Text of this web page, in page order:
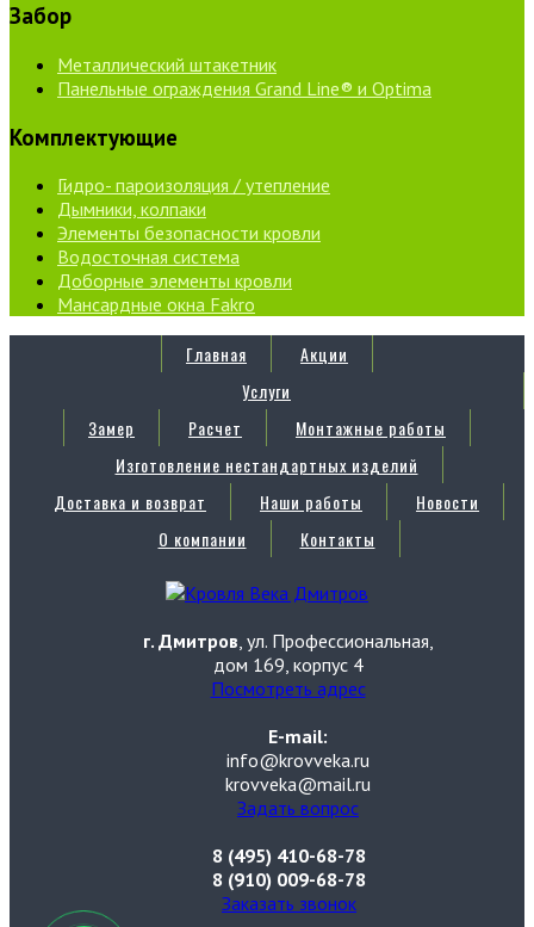
Забор
Металлический штакетник
Панельные ограждения Grand Line® и Optima
Комплектующие
Гидро- пароизоляция / утепление
Дымники, колпаки
Элементы безопасности кровли
Водосточная система
Доборные элементы кровли
Мансардные окна Fakro
Главная
Акции
Услуги
Замер
Расчет
Монтажные работы
Изготовление нестандартных изделий
Доставка и возврат
Наши работы
Новости
О компании
Контакты
г. Дмитров, ул. Профессиональная,
дом 169, корпус 4
Посмотреть адрес
E-mail:
info@krovveka.ru
krovveka@mail.ru
Задать вопрос
8 (495) 410-68-78
8 (910) 009-68-78
Заказать звонок